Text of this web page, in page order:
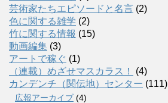
芸術家たちエピソードと名言 (2)
色に関する雑学 (2)
竹に関する情報 (15)
動画編集 (3)
アートで稼ぐ (1)
（連載）めざせマスカラス！
(4)
カンデンチ（関伝地）センター (111)
広報アーカイブ (4)